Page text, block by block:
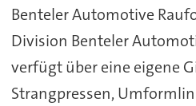
Benteler Automotive
Division Benteler
verfügt über eine eigene
Strangpressen,